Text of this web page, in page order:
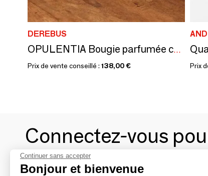
DEREBUS
OPULENTIA Bougie parfumée coulée à la main en Italie.
Prix de vente conseillé : 138,00 € Prix
Connectez-vous
contacter les
Continuer sans accepter
Bonjour et bienvenue